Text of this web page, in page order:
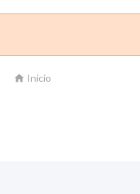
 Inicio